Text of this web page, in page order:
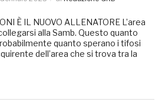
È IL NUOVO ALLENATORE L’area
alla Samb. Questo quanto
quanto sperano i tifosi
dell’area che si trova tra la